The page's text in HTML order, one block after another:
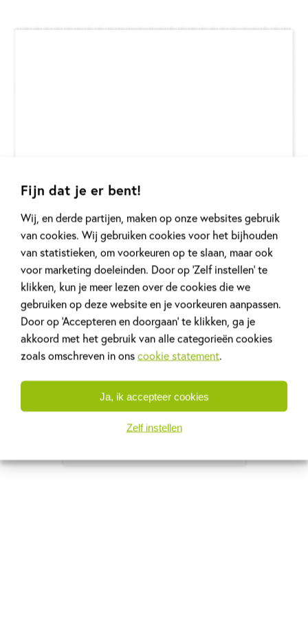
Fijn dat je er bent!
Wij, en derde partijen, maken op onze websites gebruik
van cookies. Wij gebruiken cookies voor het bijhouden
van statistieken, om voorkeuren op te slaan, maar ook
voor marketing doeleinden. Door op ‘Zelf instellen’ te
klikken, kun je meer lezen over de cookies die we
gebruiken op deze website en je voorkeuren aanpassen.
Door op ‘Accepteren en doorgaan’ te klikken, ga je
akkoord met het gebruik van alle categorieën cookies
zoals omschreven in onscookie statement.
Ja, ik accepteer cookies
Zelf instellen